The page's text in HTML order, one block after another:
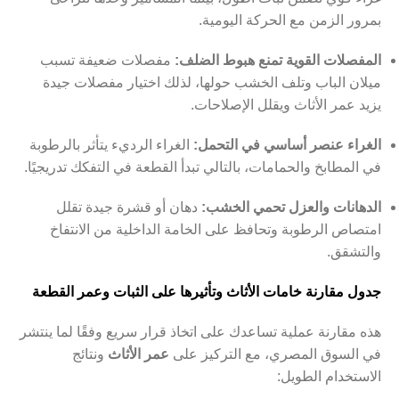
بمرور الزمن مع الحركة اليومية.
المفصلات القوية تمنع هبوط الضلف: مفصلات ضعيفة تسبب
ميلان الباب وتلف الخشب حولها، لذلك اختيار مفصلات جيدة
يزيد عمر الأثاث ويقلل الإصلاحات.
الغراء عنصر أساسي في التحمل: الغراء الرديء يتأثر بالرطوبة
في المطابخ والحمامات، بالتالي تبدأ القطعة في التفكك تدريجيًا.
الدهانات والعزل تحمي الخشب: دهان أو قشرة جيدة تقلل
امتصاص الرطوبة وتحافظ على الخامة الداخلية من الانتفاخ
والتشقق.
جدول مقارنة خامات الأثاث وتأثيرها على الثبات وعمر القطعة
هذه مقارنة عملية تساعدك على اتخاذ قرار سريع وفقًا لما ينتشر
في السوق المصري، مع التركيز على عمر الأثاث ونتائج
الاستخدام الطويل: